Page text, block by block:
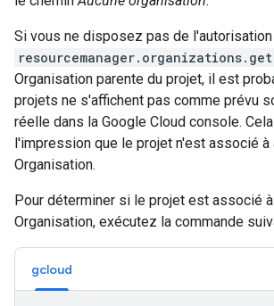
Si vous ne disposez pas de l'autorisation
resourcemanager.organizations.get
Organisation parente du projet, il est
projets ne s'affichent pas comme prévu
réelle dans la Google Cloud console.
l'impression que le projet n'est associé à
Organisation.
Pour déterminer si le projet est associé
Organisation, exécutez la commande
gcloud